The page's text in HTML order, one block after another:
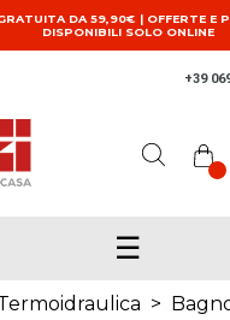
principaleDA 59,90€ | OFFERTE E
DISPONIBILI SOLO ONLINE
+39
☰
>